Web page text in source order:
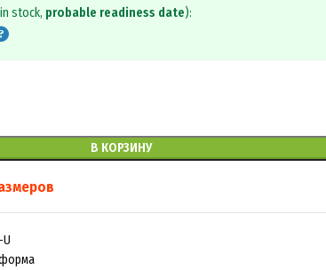
stock, probable readiness date):
В КОРЗИНУ
U